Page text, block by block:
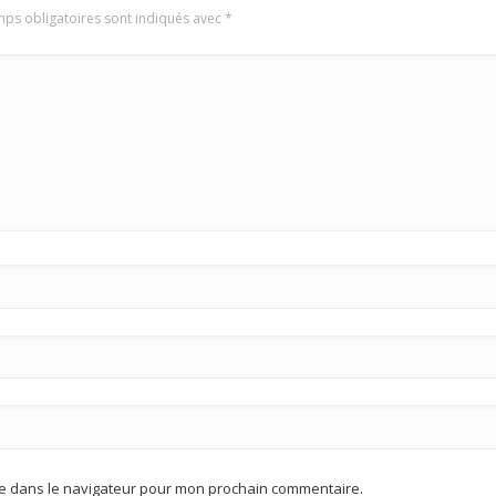
obligatoires sont indiqués avec*
dans le navigateur pour mon prochain commentaire.